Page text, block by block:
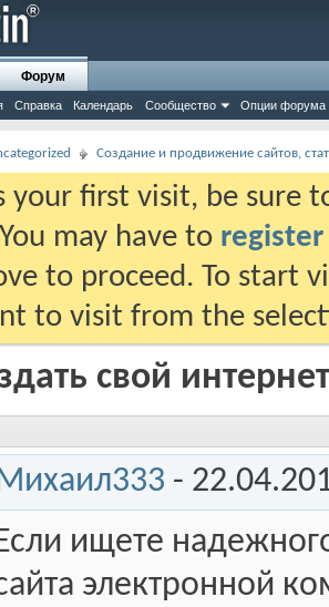
Форум
Справка Календарь Сообщество Опции форума
Создание и продвижение сайтов,
your first visit, be sure
may have to register
to proceed. To start
to visit from the
свой
-
ищете
электронной